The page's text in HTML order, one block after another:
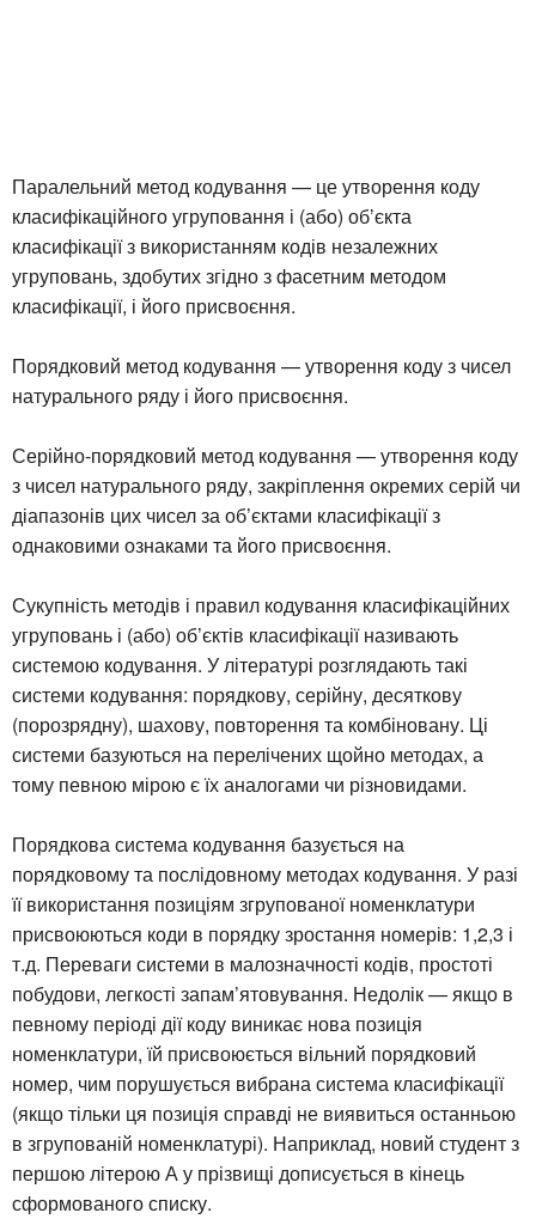
Паралельний метод кодування — це утворення коду
класифікаційного угруповання і (або) об’єкта
класифікації з використанням кодів незалежних
угруповань, здобутих згідно з фасетним методом
класифікації, і його присвоєння.
Порядковий метод кодування — утворення коду з чисел
натурального ряду і його присвоєння.
Серійно-порядковий метод кодування — утворення коду
з чисел натурального ряду, закріплення окремих серій чи
діапазонів цих чисел за об’єктами класифікації з
однаковими ознаками та його присвоєння.
Сукупність методів і правил кодування класифікаційних
угруповань і (або) об’єктів класифікації називають
системою кодування. У літературі розглядають такі
системи кодування: порядкову, серійну, десяткову
(порозрядну), шахову, повторення та комбіновану. Ці
системи базуються на перелічених щойно методах, а
тому певною мірою є їх аналогами чи різновидами.
Порядкова система кодування базується на
порядковому та послідовному методах кодування. У разі
її використання позиціям згрупованої номенклатури
присвоюються коди в порядку зростання номерів: 1,2,3 і
т.д. Переваги системи в малозначності кодів, простоті
побудови, легкості запам’ятовування. Недолік — якщо в
певному періоді дії коду виникає нова позиція
номенклатури, їй присвоюється вільний порядковий
номер, чим порушується вибрана система класифікації
(якщо тільки ця позиція справді не виявиться останньою
в згрупованій номенклатурі). Наприклад, новий студент з
першою літерою А у прізвищі дописується в кінець
сформованого списку.